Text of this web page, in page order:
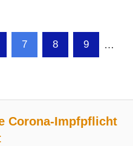
7 8 9 …
Corona-Impfpflicht